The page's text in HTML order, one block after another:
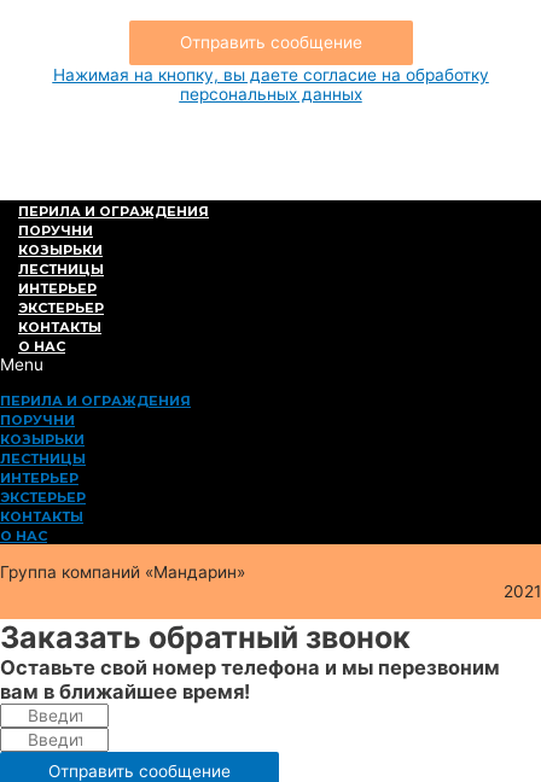
Отправить сообщение
Нажимая на кнопку, вы даете согласие на обработку
персональных данных
ПЕРИЛА И ОГРАЖДЕНИЯ
ПОРУЧНИ
КОЗЫРЬКИ
ЛЕСТНИЦЫ
ИНТЕРЬЕР
ЭКСТЕРЬЕР
КОНТАКТЫ
О НАС
Menu
ПЕРИЛА И ОГРАЖДЕНИЯ
ПОРУЧНИ
КОЗЫРЬКИ
ЛЕСТНИЦЫ
ИНТЕРЬЕР
ЭКСТЕРЬЕР
КОНТАКТЫ
О НАС
Группа компаний «Мандарин»
2021
Заказать обратный звонок
Оставьте свой номер телефона и мы перезвоним
вам в ближайшее время!
Отправить сообщение